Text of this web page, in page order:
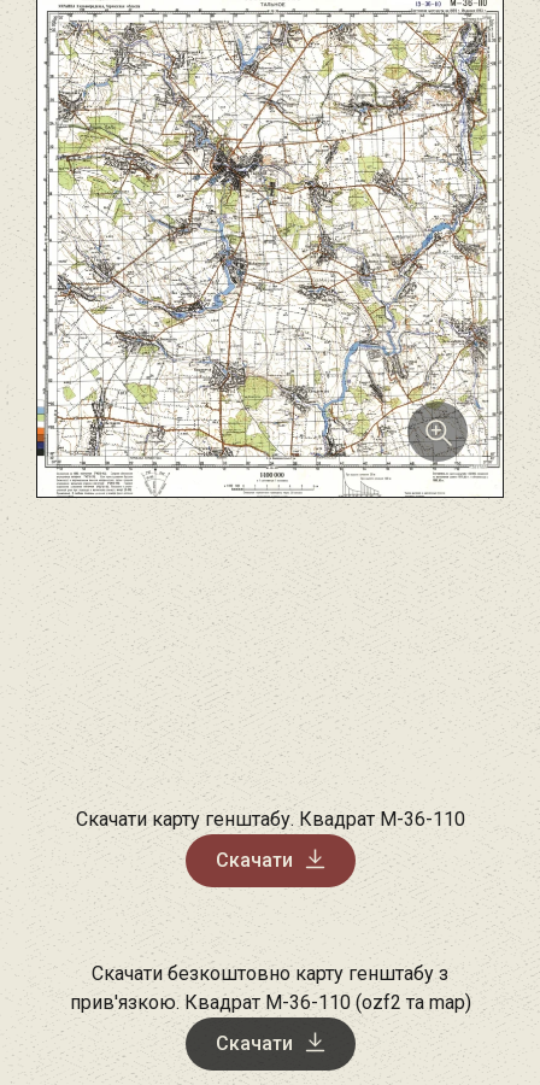
Скачати карту генштабу. Квадрат М-36-110
Скачати
Скачати безкоштовно карту генштабу з
прив'язкою. Квадрат М-36-110 (ozf2 та map)
Скачати